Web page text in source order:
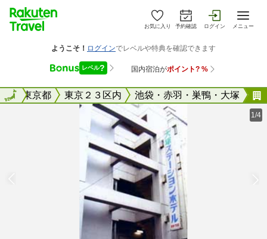
お気に入り 予約確認 ログイン メニュー
全国東京都 東京２３区内 池袋・赤羽・巣鴨・大塚
全国
1/4